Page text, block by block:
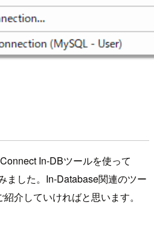
In-DBツールを使って
ました。In-Database関連のツー
介していければと思います。